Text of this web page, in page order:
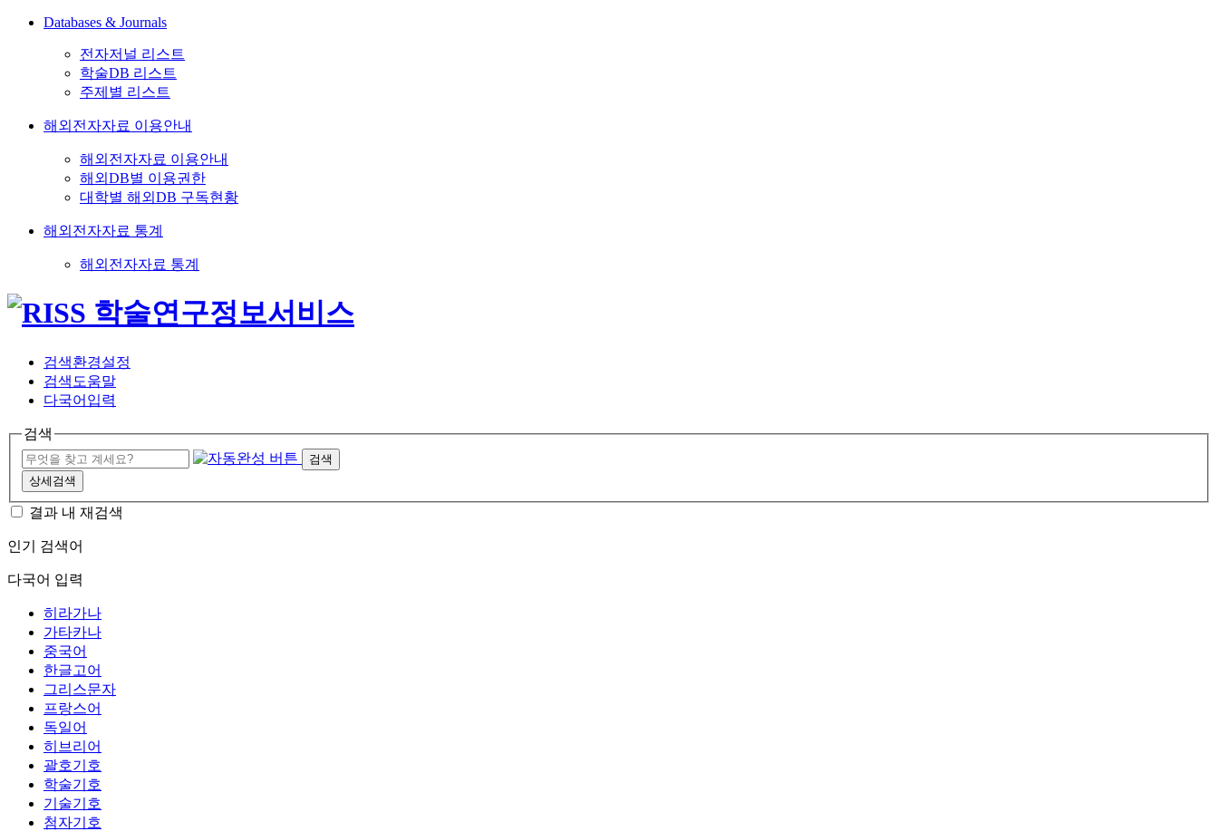
Databases & Journals
전자저널 리스트
학술DB 리스트
주제별 리스트
해외전자자료 이용안내
해외전자자료 이용안내
해외DB별 이용권한
대학별 해외DB 구독현황
해외전자자료 통계
해외전자자료 통계
검색환경설정
검색도움말
다국어입력
검색
검색
상세검색
결과 내 재검색
인기 검색어
다국어 입력
히라가나
가타카나
중국어
한글고어
그리스문자
프랑스어
독일어
히브리어
괄호기호
학술기호
기술기호
첨자기호